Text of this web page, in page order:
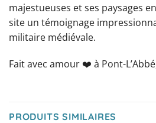
majestueuses et ses paysages
site un témoignage
militaire médiévale.
Fait avec amour ❤️️ à Pont-
PRODUITS SIMILAIRES